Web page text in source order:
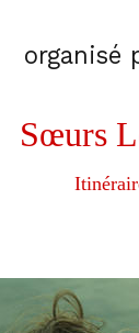
organisé
Sœurs